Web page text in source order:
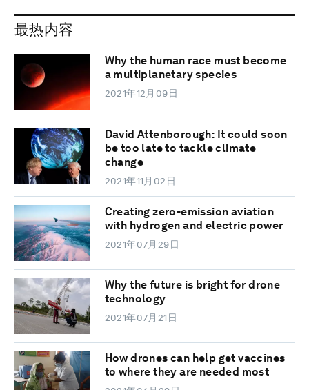
最热内容
Why the human race must become
a multiplanetary species
2021年12月09日
David Attenborough: It could soon
be too late to tackle climate
change
2021年11月02日
Creating zero-emission aviation
with hydrogen and electric power
2021年07月29日
Why the future is bright for drone
technology
2021年07月21日
How drones can help get vaccines
to where they are needed most